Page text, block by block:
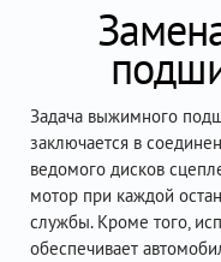
Задача выжимного
заключается в
ведомого дисков
мотор при каждой
службы. Кроме того,
обеспечивает